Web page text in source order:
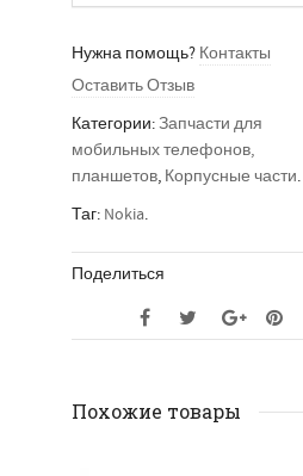
Нужна помощь? Контакты
Оставить Отзыв
Категории:Запчасти для
мобильных телефонов,
планшетов, Корпусные части.
Таг: Nokia.
Поделиться
Похожие товары